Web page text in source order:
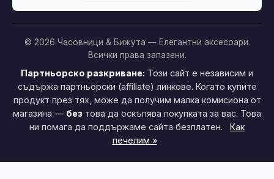
© 2026 Часовници & Бижута — Елегантни аксесоари.
Всички права запазени.
Партньорско разкриване: Този сайт е независим и
съдържа партньорски (affiliate) линкове. Когато купите
продукт през тях, може да получим малка комисиона от
магазина — без това да оскъпява покупката за вас. Това
ни помага да поддържаме сайта безплатен.
Как
печелим »